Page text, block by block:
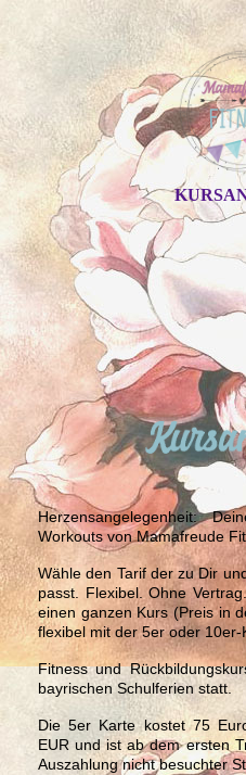
Herzensangelegenheit:
Workouts von Mamafreude
Wähle den Tarif der zu Dir
passt. Flexibel. Ohne
einen ganzen Kurs (Preis in
flexibel mit der 5er oder 10er-
Fitness und
bayrischen Schulferien statt.
Die 5er Karte kostet 75
EUR und ist ab dem ersten
Auszahlung nicht besuchter